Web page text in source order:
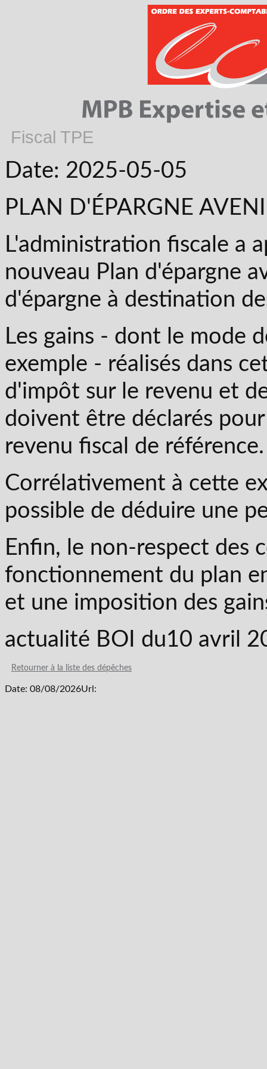
Fiscal TPE
Date: 2025-05-05
PLAN D'ÉPARGNE
L'administration fiscale a
nouveau Plan d'épargne
d'épargne à destination
Les gains - dont le mode
exemple - réalisés dans
d'impôt sur le revenu et
doivent être déclarés
revenu fiscal de référence.
Corrélativement à cette
possible de déduire une
Enfin, le non-respect des
fonctionnement du plan
et une imposition des
actualité BOI du10 avril
Retourner à la liste des dépêches
Date: 08/08/2026Url: